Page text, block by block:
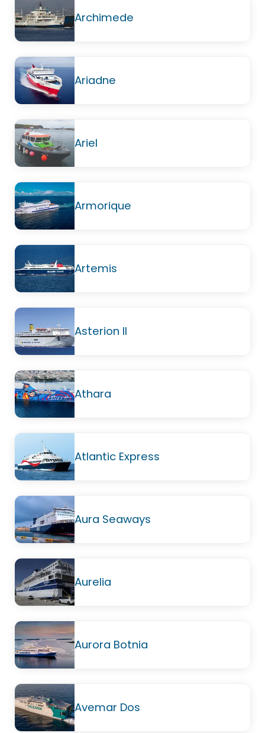
Archimede
Ariadne
Ariel
Armorique
Artemis
Asterion II
Athara
Atlantic Express
Aura Seaways
Aurelia
Aurora Botnia
Avemar Dos